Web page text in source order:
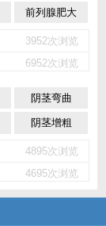
前列腺肥大
3952次浏览
6952次浏览
阴茎弯曲
阴茎增粗
4895次浏览
4695次浏览